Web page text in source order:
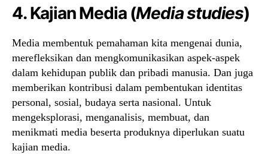
4. Kajian Media (Media studies)
Media membentuk pemahaman kita mengenai dunia,
merefleksikan dan mengkomunikasikan aspek-aspek
dalam kehidupan publik dan pribadi manusia. Dan juga
memberikan kontribusi dalam pembentukan identitas
personal, sosial, budaya serta nasional. Untuk
mengeksplorasi, menganalisis, membuat, dan
menikmati media beserta produknya diperlukan suatu
kajian media.